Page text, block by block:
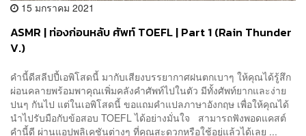
15 มกราคม 2021
ASMR | ท่องก่อนหลับ ศัพท์ TOEFL | Part 1 (Rain Thunder
V.)
คำนี้ดีสลีปปี้เอพิโสดนี้ มากับเสียงบรรยากาศฝนตกเบาๆ ให้คุณได้รู้สึก
ผ่อนคลายพร้อมพาคุณเพิ่มคลังคำศัพท์ไปในตัว มีทั้งศัพท์ยากและง่าย
ปนๆ กันไป แต่ในเอพิโสดนี้ ขอแถมคำแปลภาษาอังกฤษ เพื่อให้คุณได้
นำไปรับมือกับข้อสอบ TOEFL ได้อย่างมั่นใจ สามารถฟังพอดแคสต์
คำนี้ดี ผ่านแอปพลิเคชันต่างๆ ที่คุณสะดวกหรือใช้อยู่แล้วได้เลย ...